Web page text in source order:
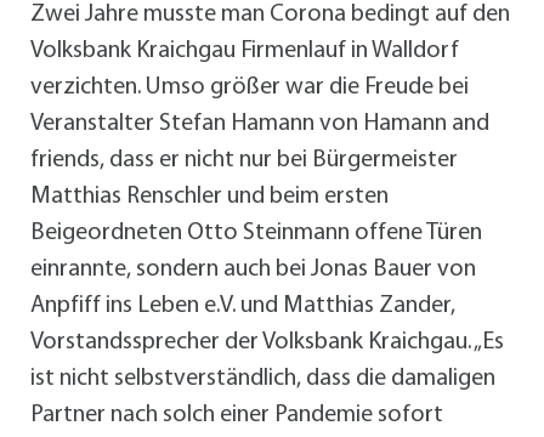
Zwei Jahre musste man Corona bedingt auf den
Volksbank Kraichgau Firmenlauf in Walldorf
verzichten. Umso größer war die Freude bei
Veranstalter Stefan Hamann von Hamann and
friends, dass er nicht nur bei Bürgermeister
Matthias Renschler und beim ersten
Beigeordneten Otto Steinmann offene Türen
einrannte, sondern auch bei Jonas Bauer von
Anpfiff ins Leben e.V. und Matthias Zander,
Vorstandssprecher der Volksbank Kraichgau. „Es
ist nicht selbstverständlich, dass die damaligen
Partner nach solch einer Pandemie sofort